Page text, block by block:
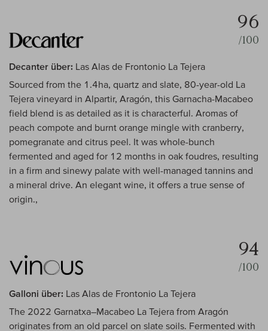
96
/100
Decanter über: Las Alas de Frontonio La Tejera
Sourced from the 1.4ha, quartz and slate, 80-year-old La
Tejera vineyard in Alpartir, Aragón, this Garnacha-Macabeo
field blend is as detailed as it is characterful. Aromas of
peach compote and burnt orange mingle with cranberry,
pomegranate and citrus peel. It was whole-bunch
fermented and aged for 12 months in oak foudres, resulting
in a firm and sinewy palate with well-managed tannins and
a mineral drive. An elegant wine, it offers a true sense of
origin.,
94
/100
Galloni über: Las Alas de Frontonio La Tejera
The 2022 Garnatxa–Macabeo La Tejera from Aragón
originates from an old parcel on slate soils. Fermented with